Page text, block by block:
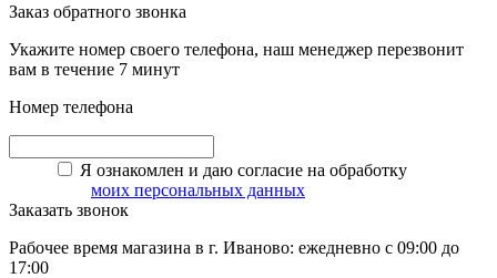
Заказ обратного звонка
Укажите номер своего телефона, наш менеджер перезвонит
вам в течение 7 минут
Номер телефона
Я ознакомлен и даю согласие на обработку
моих персональных данных
Заказать звонок
Рабочее время магазина в г. Иваново: ежедневно с 09:00 до
17:00